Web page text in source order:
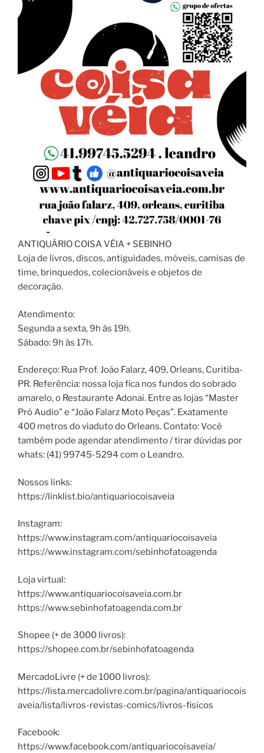
ANTIQUÁRIO COISA VÉIA + SEBINHO
Loja de livros, discos, antiguidades, móveis, camisas de
time, brinquedos, colecionáveis e objetos de
decoração.
Atendimento:
Segunda a sexta, 9h às 19h.
Sábado: 9h às 17h.
Endereço: Rua Prof. João Falarz, 409, Orleans, Curitiba-
PR. Referência: nossa loja fica nos fundos do sobrado
amarelo, o Restaurante Adonai. Entre as lojas “Master
Pró Audio” e “João Falarz Moto Peças”. Exatamente
400 metros do viaduto do Orleans. Contato: Você
também pode agendar atendimento / tirar dúvidas por
whats: (41) 99745-5294 com o Leandro.
Nossos links:
https://linklist.bio/antiquariocoisaveia
Instagram:
https://www.instagram.com/antiquariocoisaveia
https://www.instagram.com/sebinhofatoagenda
Loja virtual:
https://www.antiquariocoisaveia.com.br
https://www.sebinhofatoagenda.com.br
Shopee (+ de 3000 livros):
https://shopee.com.br/sebinhofatoagenda
MercadoLivre (+ de 1000 livros):
https://lista.mercadolivre.com.br/pagina/antiquariocois
aveia/lista/livros-revistas-comics/livros-fisicos
Facebook:
https://www.facebook.com/antiquariocoisaveia/